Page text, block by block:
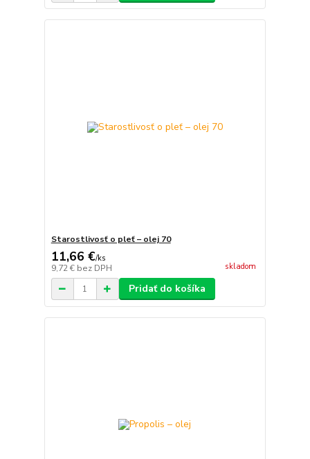
Starostlivosť o pleť – olej 70
11,66 €/ks
9,72 € bez DPH skladom
Pridať do košíka